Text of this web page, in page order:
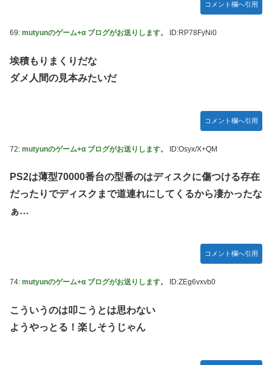
コメント欄へ引用
69: mutyunのゲーム+α ブログがお送りします。 ID:RP78FyNi0
埃積もりまくりだな
ダメ人間の見本みたいだ
コメント欄へ引用
72: mutyunのゲーム+α ブログがお送りします。 ID:Osyx/X+QM
PS2は薄型70000番台の型番のはディスクに傷つける存在
だったりでディスクまで道連れにしてくるから凄かったな
ぁ…
コメント欄へ引用
74: mutyunのゲーム+α ブログがお送りします。 ID:ZEg6vxvb0
こういうのは叩こうとは思わない
ようやっとる！楽しそうじゃん